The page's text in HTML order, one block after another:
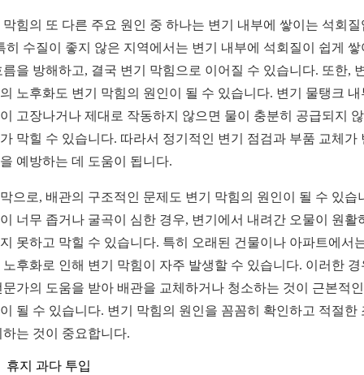
막힘의 또 다른 주요 원인 중 하나는 변기 내부에 쌓이는 석회질
히 수질이 좋지 않은 지역에서는 변기 내부에 석회질이 쉽게 쌓
름을 방해하고, 결국 변기 막힘으로 이어질 수 있습니다. 또한,
노후화도 변기 막힘의 원인이 될 수 있습니다. 변기 물탱크 내
고장나거나 제대로 작동하지 않으면 물이 충분히 공급되지
막힐 수 있습니다. 따라서 정기적인 변기 점검과 부품 교체가
예방하는 데 도움이 됩니다.
으로, 배관의 구조적인 문제도 변기 막힘의 원인이 될 수 있습
너무 좁거나 굴곡이 심한 경우, 변기에서 내려간 오물이 원활
못하고 막힐 수 있습니다. 특히 오래된 건물이나 아파트에서
노후화로 인해 변기 막힘이 자주 발생할 수 있습니다. 이러한 경
문가의 도움을 받아 배관을 교체하거나 청소하는 것이 근본적
될 수 있습니다. 변기 막힘의 원인을 꼼꼼히 확인하고 적절한
하는 것이 중요합니다.
휴지 과다 투입